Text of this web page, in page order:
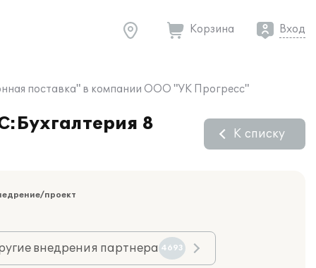
Корзина Вход
поставка" в компании ООО "УК Прогресс"
8
К списку
проект
внедрения партнера 4693